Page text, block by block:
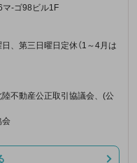
マ-ゴ98ビル1F
、第三日曜日定休（1～4月は
不動産公正取引協議会、(公
会